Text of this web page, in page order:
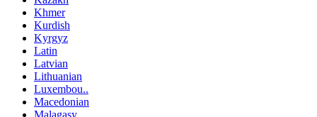
Khmer
Kurdish
Kyrgyz
Latin
Latvian
Lithuanian
Luxembou..
Macedonian
Malagasy